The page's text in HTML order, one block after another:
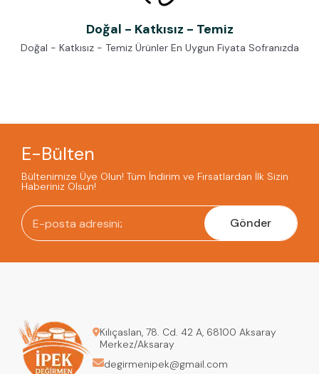
Doğal - Katkısız - Temiz
Doğal - Katkısız - Temiz Ürünler En Uygun Fiyata Sofranızda
E-Bülten
Bültenimize Üye Olun! Tüm İndirim ve Fırsatlardan İlk Sizin
Haberiniz Olsun!
Gönder
Kılıçaslan, 78. Cd. 42 A, 68100 Aksaray
Merkez/Aksaray
degirmenipek@gmail.com